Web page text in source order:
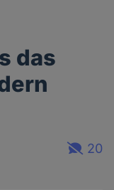
das
20